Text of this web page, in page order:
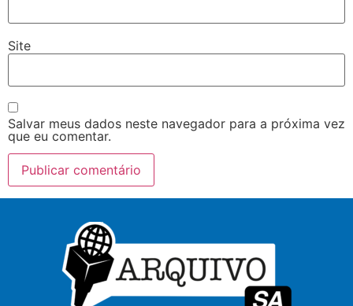
Site
Salvar meus dados neste navegador para a próxima vez
que eu comentar.